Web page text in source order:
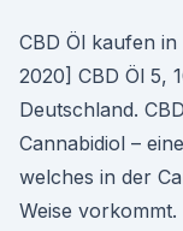
CBD Öl kaufen
2020] CBD Öl 5,
Deutschland.
Cannabidiol –
welches in der
Weise